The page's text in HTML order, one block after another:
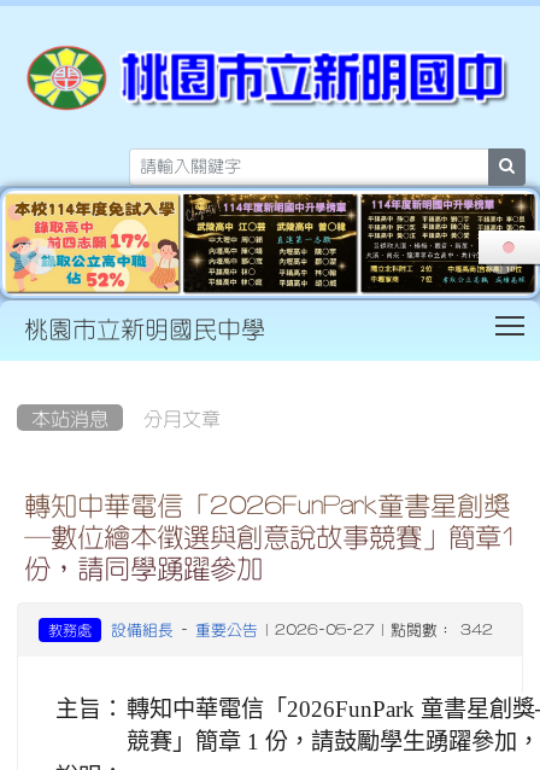
桃園市立新明國民中學
本站消息 分月文章
轉知中華電信「2026FunPark童書星創獎
─數位繪本徵選與創意說故事競賽」簡章1
份，請同學踴躍參加
教務處 設備組長 - 重要公告 | 2026-05-27 | 點閱數： 342
主旨： 轉知中華電信「2026FunPark 童書星創
競賽」簡章 1 份，請鼓勵學生踴躍參加